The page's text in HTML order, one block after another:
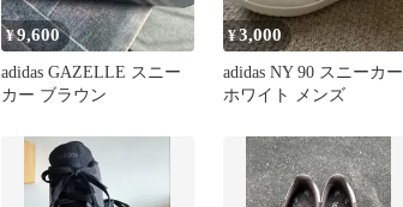
¥9,600
adidas GAZELLE スニー
カー ブラウン
¥3,000
adidas NY 90 スニーカー
ホワイト メンズ